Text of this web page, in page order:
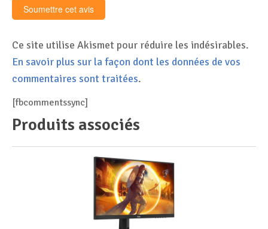
Ce site utilise Akismet pour réduire les indésirables.
En savoir plus sur la façon dont les données de vos
commentaires sont traitées.
[fbcommentssync]
Produits associés